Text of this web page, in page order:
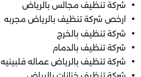
شركة تنظيف مجالس بالرياض
ارخص شركة تنظيف بالرياض مجربه
شركة تنظيف بالخرج
شركة تنظيف بالدمام
شركة تنظيف بالرياض عماله فلبينيه